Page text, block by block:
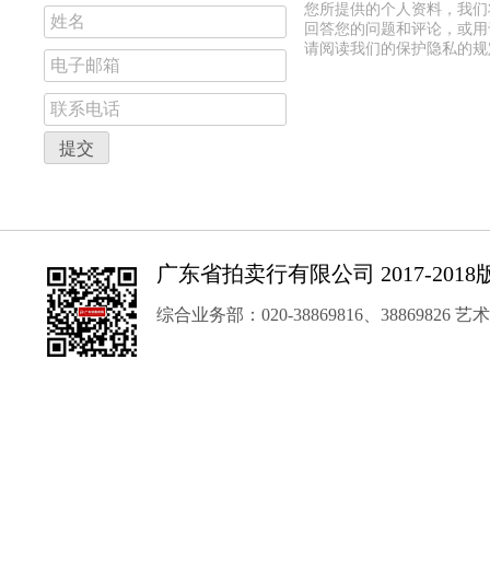
您所提供的个人资料，我
回答您的问题和评论，或
请阅读我们的保护隐私的
广东省拍卖行有限公司 2017-2018
综合业务部：020-38869816、38869826 艺